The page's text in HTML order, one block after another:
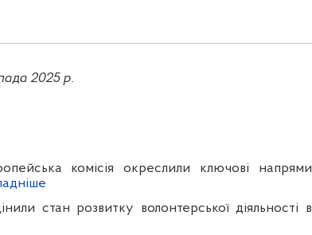
2025 р.
комісія окреслили ключові напрями
стан розвитку волонтерської діяльності в